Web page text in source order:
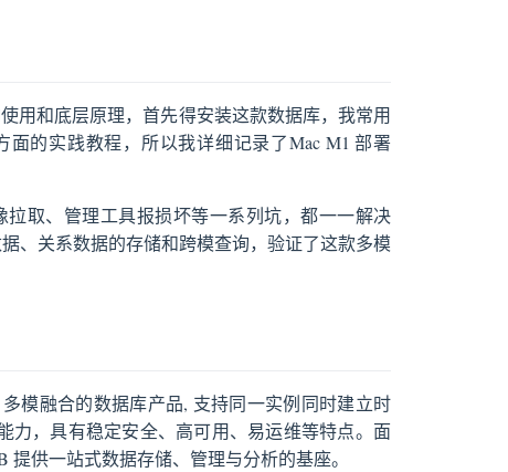
用和底层原理，首先得安装这款数据库，我常用
的实践教程，所以我详细记录了Mac M1 部署
取、管理工具报损坏等一系列坑，都一一解决
、关系数据的存储和跨模查询，验证了这款多模
模融合的数据库产品, 支持同一实例同时建立时
力，具有稳定安全、高可用、易运维等特点。面
供一站式数据存储、管理与分析的基座。